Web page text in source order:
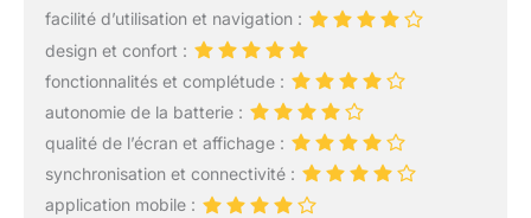
facilité d’utilisation et navigation :
design et confort :
fonctionnalités et complétude :
autonomie de la batterie :
qualité de l’écran et affichage :
synchronisation et connectivité :
application mobile :